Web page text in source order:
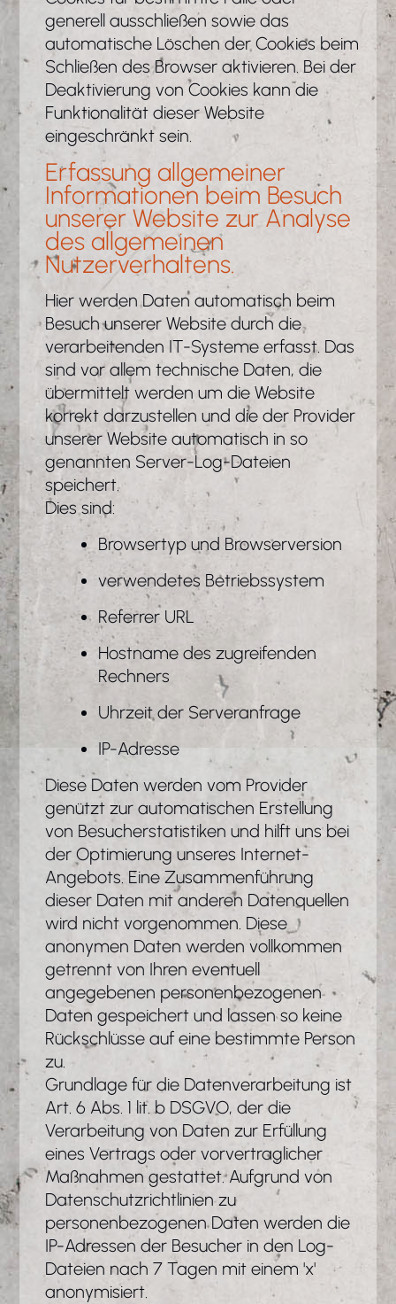
generell ausschließen sowie das
automatische Löschen der Cookies beim
Schließen des Browser aktivieren. Bei der
Deaktivierung von Cookies kann die
Funktionalität dieser Website
eingeschränkt sein.
Erfassung allgemeiner
Informationen beim Besuch
unserer Website zur Analyse
des allgemeinen
Nutzerverhaltens.
Hier werden Daten automatisch beim
Besuch unserer Website durch die
verarbeitenden IT-Systeme erfasst. Das
sind vor allem technische Daten, die
übermittelt werden um die Website
korrekt darzustellen und die der Provider
unserer Website automatisch in so
genannten Server-Log-Dateien
speichert.
Dies sind:
Browsertyp und Browserversion
verwendetes Betriebssystem
Referrer URL
Hostname des zugreifenden
Rechners
Uhrzeit der Serveranfrage
IP-Adresse
Diese Daten werden vom Provider
genützt zur automatischen Erstellung
von Besucherstatistiken und hilft uns bei
der Optimierung unseres Internet-
Angebots. Eine Zusammenführung
dieser Daten mit anderen Datenquellen
wird nicht vorgenommen. Diese
anonymen Daten werden vollkommen
getrennt von Ihren eventuell
angegebenen personenbezogenen
Daten gespeichert und lassen so keine
Rückschlüsse auf eine bestimmte Person
zu.
Grundlage für die Datenverarbeitung ist
Art. 6 Abs. 1 lit. b DSGVO, der die
Verarbeitung von Daten zur Erfüllung
eines Vertrags oder vorvertraglicher
Maßnahmen gestattet. Aufgrund von
Datenschutzrichtlinien zu
personenbezogenen Daten werden die
IP-Adressen der Besucher in den Log-
Dateien nach 7 Tagen mit einem 'x'
anonymisiert.